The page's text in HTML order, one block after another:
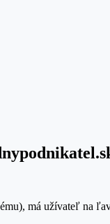
má užívateľ na